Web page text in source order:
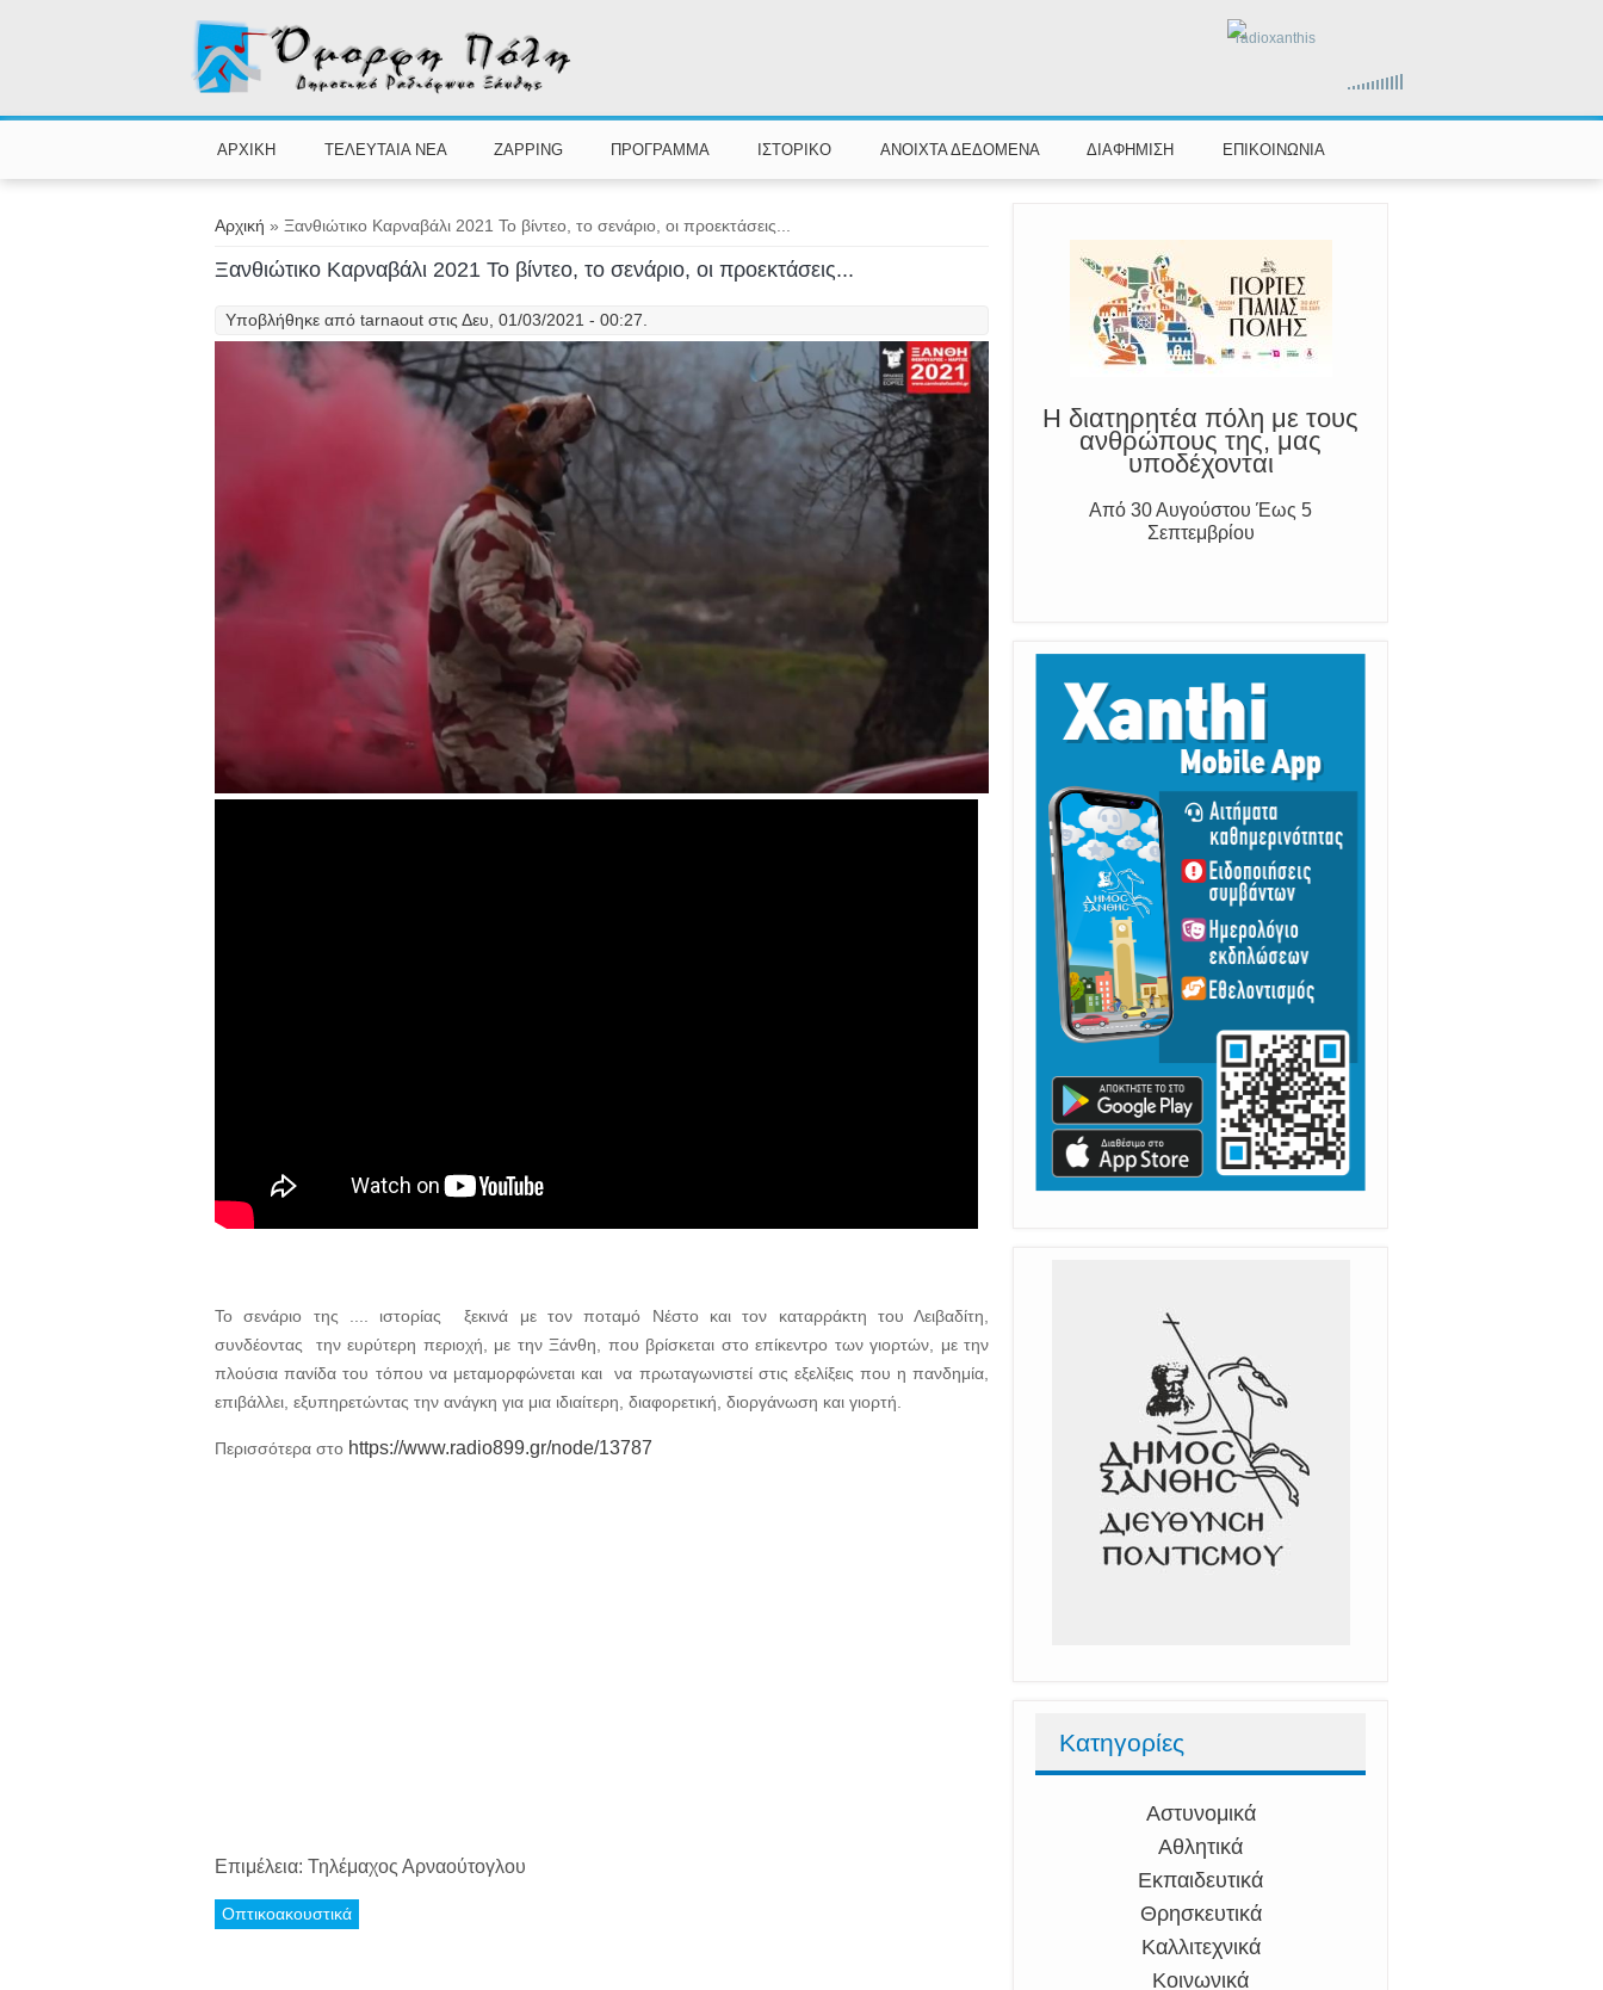
radioxanthis
ΑΡΧΙΚΗ ΤΕΛΕΥΤΑΙΑ ΝΕΑ ZAPPING ΠΡΟΓΡΑΜΜΑ ΙΣΤΟΡΙΚΟ ΑΝΟΙΧΤΑ ΔΕΔΟΜΕΝΑ ΔΙΑΦΗΜΙΣΗ ΕΠΙΚΟΙΝΩΝΙΑ
Είστε εδώ
Αρχική » Ξανθιώτικο Καρναβάλι 2021 Το βίντεο, το σενάριο, οι προεκτάσεις...
Ξανθιώτικο Καρναβάλι 2021 Το βίντεο, το σενάριο, οι προεκτάσεις...
Υποβλήθηκε από tarnaout στις Δευ, 01/03/2021 - 00:27.
Το σενάριο της .... ιστορίας ξεκινά με τον ποταμό Νέστο και τον καταρράκτη του Λειβαδίτη,
συνδέοντας την ευρύτερη περιοχή, με την Ξάνθη, που βρίσκεται στο επίκεντρο των γιορτών, με την
πλούσια πανίδα του τόπου να μεταμορφώνεται και να πρωταγωνιστεί στις εξελίξεις που η πανδημία,
επιβάλλει, εξυπηρετώντας την ανάγκη για μια ιδιαίτερη, διαφορετική, διοργάνωση και γιορτή.
Περισσότερα στο https://www.radio899.gr/node/13787
Επιμέλεια: Τηλέμαχος Αρναούτογλου
Οπτικοακουστικά
Η διατηρητέα πόλη με τους
ανθρώπους της, μας
Από 30 Αυγούστου Έως 5
Καλούμε Άμεσα την Πυροσβεστική στο
πληροφορίες
Κατηγορίες
Αστυνομικά
Αθλητικά
Εκπαιδευτικά
Θρησκευτικά
Καλλιτεχνικά
Κοινωνικά